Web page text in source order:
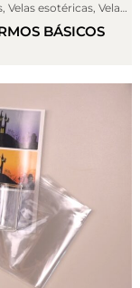
, Velas esotéricas, Velas
BÁSICOS